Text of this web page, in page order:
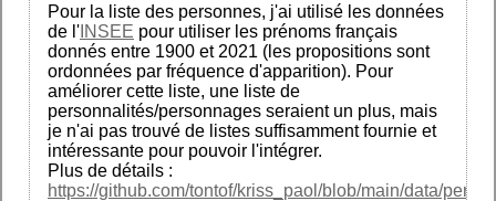
Pour la liste des personnes, j'ai utilisé les données
de l' INSEE pour utiliser les prénoms français
donnés entre 1900 et 2021 (les propositions sont
ordonnées par fréquence d'apparition). Pour
améliorer cette liste, une liste de
personnalités/personnages seraient un plus, mais
je n'ai pas trouvé de listes suffisamment fournie et
intéressante pour pouvoir l'intégrer.
Plus de détails :
https://github.com/tontof/kriss_paol/blob/main/data/